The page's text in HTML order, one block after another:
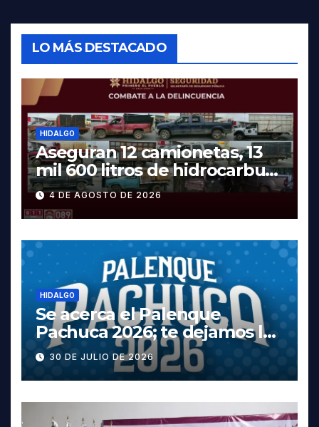
LO MÁS DESTACADO
HIDALGO
Aseguran 12 camionetas, 13
mil 600 litros de hidrocarburo
y dos vehículos robados en
Tula
4 DE AGOSTO DE 2026
HIDALGO
Se acerca el Palenque
Pachuca 2026; te dejamos la
cartelera completa, las
fechas y los precios
30 DE JULIO DE 2026